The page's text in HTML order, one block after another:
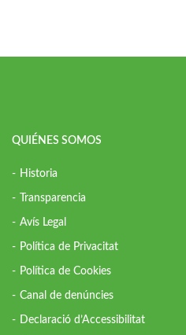
QUIÉNES SOMOS
Historia
Transparencia
Avís Legal
Política de Privacitat
Política de Cookies
Canal de denúncies
Declaració d’Accessibilitat